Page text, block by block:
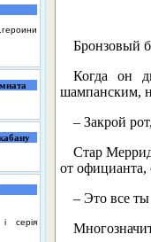
серія
Бронзовый
Когда он
шампанским,
– Закрой
Стар
от
– Это все